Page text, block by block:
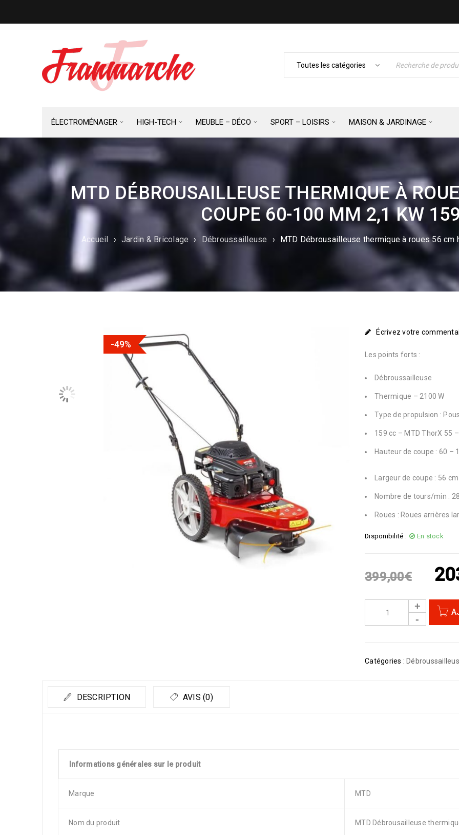
ÉLECTROMÉNAGER HIGH-TECH MEUBLE – DÉCO SPORT – LOISIRS MAISON & JARDINAGE
MTD DÉBROUSAILLEUSE THERMIQUE À
COUPE 60-100 MM 2,1 KW
Accueil › Jardin & Bricolage › Débroussailleuse › MTD Débrousailleuse thermique à roues 56
-49%
Écrivez votre
Les points forts :
Débroussailleuse
Thermique – 2100 W
Type de propulsion :
159 cc – MTD ThorX 55
Hauteur de coupe : 60 –
Largeur de coupe : 56 cm
Nombre de tours/min :
Roues : Roues arrières
Disponibilité : En stock
399,00€
Catégories :
DESCRIPTION AVIS (0)
Informations générales sur le produit
Marque MTD
Nom du produit MTD Débrousailleuse